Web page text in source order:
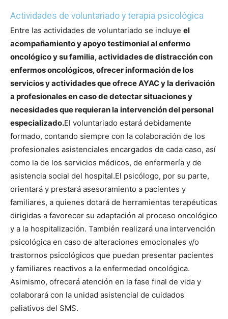
Actividades de voluntariado y terapia psicológica
Entre las actividades de voluntariado se incluye el
acompañamiento y apoyo testimonial al enfermo
oncológico y su familia, actividades de distracción con
enfermos oncológicos, ofrecer información de los
servicios y actividades que ofrece AYAC y la derivación
a profesionales en caso de detectar situaciones y
necesidades que requieran la intervención del personal
especializado.El voluntariado estará debidamente
formado, contando siempre con la colaboración de los
profesionales asistenciales encargados de cada caso, así
como la de los servicios médicos, de enfermería y de
asistencia social del hospital.El psicólogo, por su parte,
orientará y prestará asesoramiento a pacientes y
familiares, a quienes dotará de herramientas terapéuticas
dirigidas a favorecer su adaptación al proceso oncológico
y a la hospitalización. También realizará una intervención
psicológica en caso de alteraciones emocionales y/o
trastornos psicológicos que puedan presentar pacientes
y familiares reactivos a la enfermedad oncológica.
Asimismo, ofrecerá atención en la fase final de vida y
colaborará con la unidad asistencial de cuidados
paliativos del SMS.